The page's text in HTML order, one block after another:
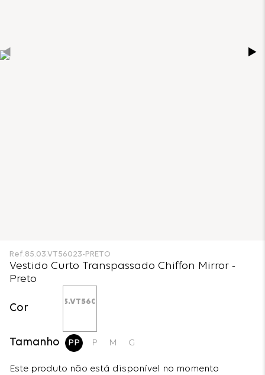
Ref.85.03.VT56023-PRETO
Vestido Curto Transpassado Chiffon Mirror -
Preto
Cor
Tamanho PP P M G
Este produto não está disponível no momento